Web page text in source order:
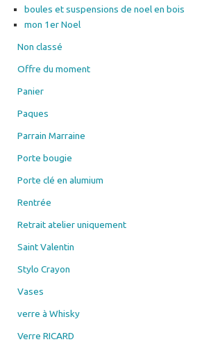
boules et suspensions de noel en bois
mon 1er Noel
Non classé
Offre du moment
Panier
Paques
Parrain Marraine
Porte bougie
Porte clé en alumium
Rentrée
Retrait atelier uniquement
Saint Valentin
Stylo Crayon
Vases
verre à Whisky
Verre RICARD